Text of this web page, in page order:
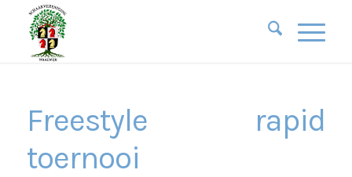
Freestyle rapid
toernooi